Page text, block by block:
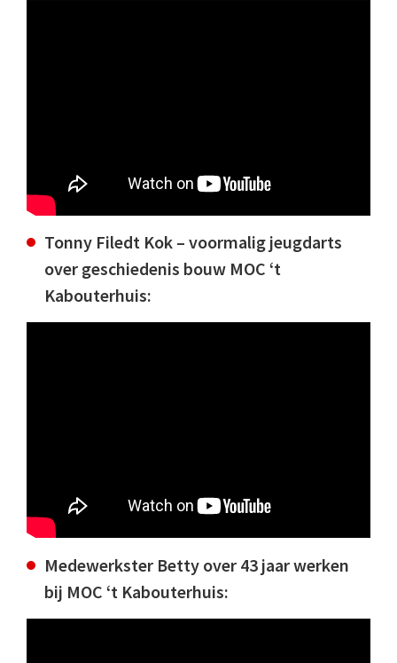
Tonny Filedt Kok – voormalig jeugdarts
over geschiedenis bouw MOC ‘t
Kabouterhuis:
Medewerkster Betty over 43 jaar werken
bij MOC ‘t Kabouterhuis: